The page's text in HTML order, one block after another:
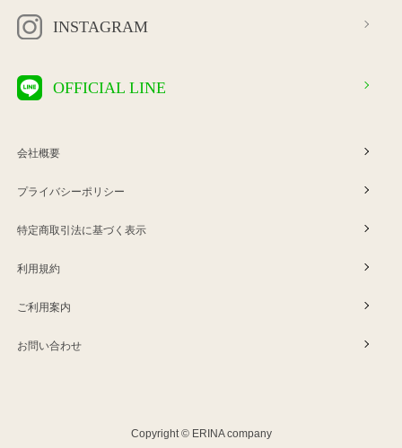
INSTAGRAM
OFFICIAL LINE
会社概要
プライバシーポリシー
特定商取引法に基づく表示
利用規約
ご利用案内
お問い合わせ
Copyright © ERINA company